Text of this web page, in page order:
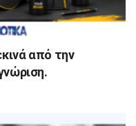
από την